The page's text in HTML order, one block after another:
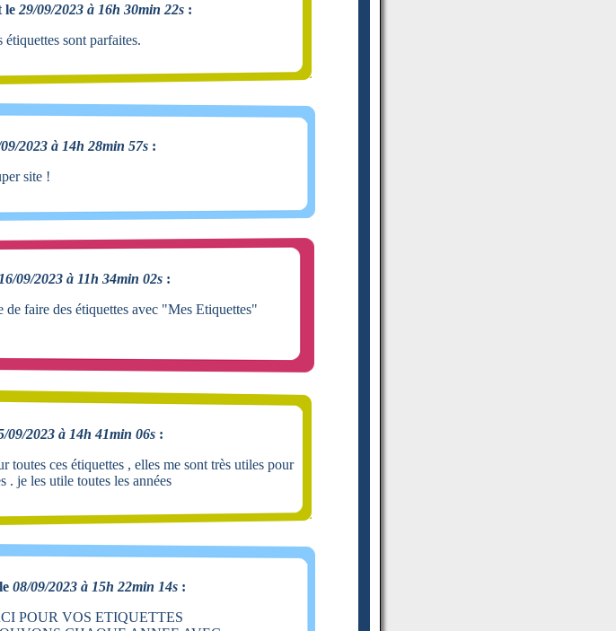
le 29/09/2023 à 16h 30min 22s :
sont parfaites.
2023 à 14h 28min 57s :
site !
16/09/2023 à 11h 34min 02s :
de faire des étiquettes avec "Mes Etiquettes"
09/2023 à 14h 41min 06s :
toutes ces étiquettes , elles me sont très utiles pour
. je les utile toutes les années
08/09/2023 à 15h 22min 14s :
POUR VOS ETIQUETTES